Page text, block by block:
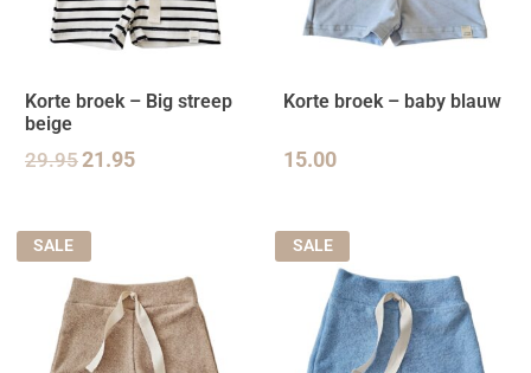
Korte broek – Big streep
beige
29.9521.95
Korte broek – baby blauw
15.00
SALE SALE